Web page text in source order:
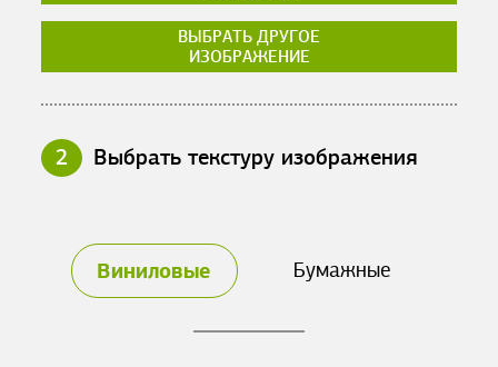
ВЫБРАТЬ ДРУГОЕ
ИЗОБРАЖЕНИЕ
2 Выбрать текстуру изображения
Виниловые Бумажные